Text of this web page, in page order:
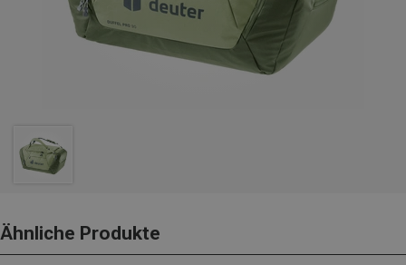
Ähnliche Produkte